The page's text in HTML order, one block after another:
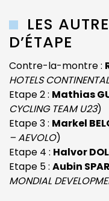
LES
D’ÉTAPE
Contre-la-montre :
HOTELS
Etape 2 : Mathias
CYCLING TEAM U23)
Etape 3 : Markel
– AEVOLO)
Etape 4 : Halvor
Etape 5 : Aubin
MONDIAL